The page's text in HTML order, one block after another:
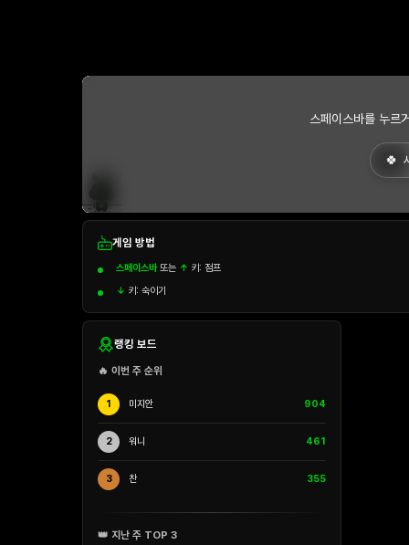
스페이스바를 누르
게임 방법
스페이스바또는 ↑ 키: 점프
↓ 키: 숙이기
랭킹 보드
🔥 이번 주 순위
1 미지안 904
2 워니 461
3 찬 355
👑 지난 주 TOP 3